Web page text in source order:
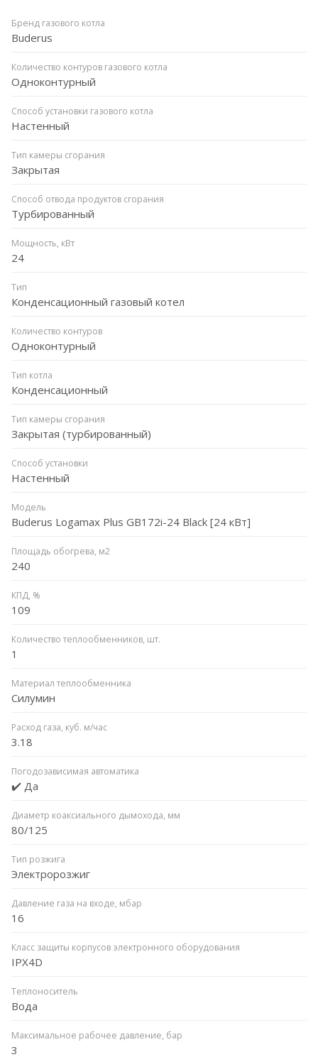
Бренд газового котла
Buderus
Количество контуров газового котла
Одноконтурный
Способ установки газового котла
Настенный
Тип камеры сгорания
Закрытая
Способ отвода продуктов сгорания
Турбированный
Мощность, кВт
24
Тип
Конденсационный газовый котел
Количество контуров
Одноконтурный
Тип котла
Конденсационный
Тип камеры сгорания
Закрытая (турбированный)
Способ установки
Настенный
Модель
Buderus Logamax Plus GB172i-24 Black [24 кВт]
Площадь обогрева, м2
240
КПД, %
109
Количество теплообменников, шт.
1
Материал теплообменника
Силумин
Расход газа, куб. м/час
3.18
Погодозависимая автоматика
✔️ Да
Диаметр коаксиального дымохода, мм
80/125
Тип розжига
Электророзжиг
Давление газа на входе, мбар
16
Класс защиты корпусов электронного оборудования
IPX4D
Теплоноситель
Вода
Максимальное рабочее давление, бар
3